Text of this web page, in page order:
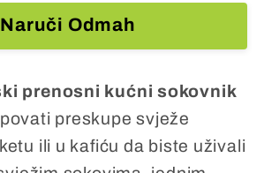
Naruči Odmah
prenosni kućni sokovnik
preskupe svježe
ili u kafiću da biste uživali